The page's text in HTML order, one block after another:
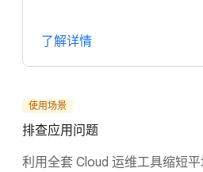
了解详情
使用场景
排查应用问题
利用全套 Cloud 运维工具缩短